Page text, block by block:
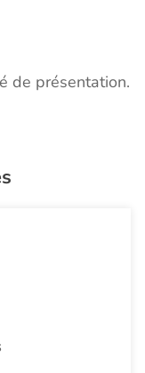
de présentation.